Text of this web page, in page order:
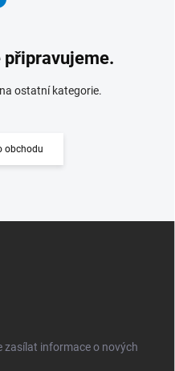
připravujeme.
ostatní kategorie.
obchodu
zasílat informace o nových